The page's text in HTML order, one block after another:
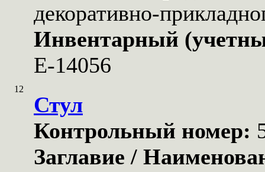
декоративно-
Инвентарный
Е-14056
12
Стул
Контрольный номер:
Заглавие /